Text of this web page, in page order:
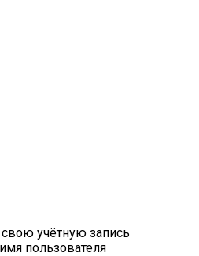
учётную запись
пользователя